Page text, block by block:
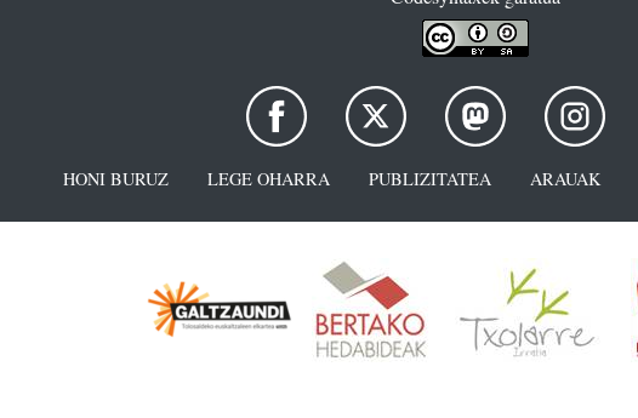
HONI BURUZ LEGE OHARRA PUBLIZITATEA ARAUAK